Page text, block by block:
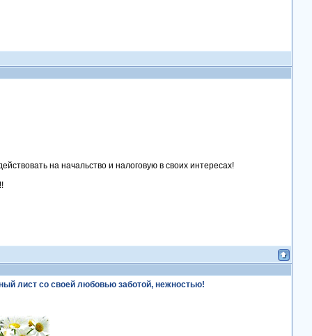
на начальство и налоговую в своих интересах!
лист со своей любовью заботой, нежностью!